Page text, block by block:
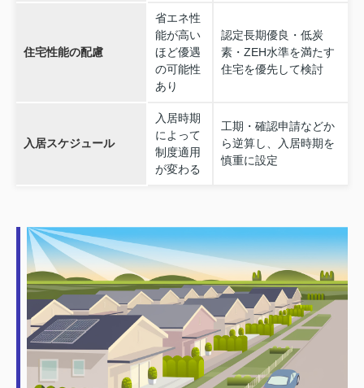
住宅性能の配慮
省エネ性
能が高い
ほど優遇
の可能性
あり
認定長期優良・低炭
素・ZEH水準を満たす
住宅を優先して検討
入居スケジュール
入居時期
によって
制度適用
が変わる
工期・確認申請などか
ら逆算し、入居時期を
慎重に設定